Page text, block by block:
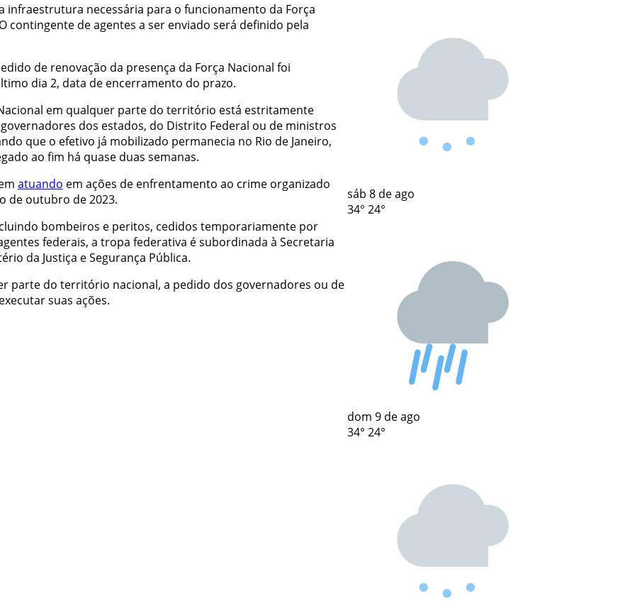
infraestrutura necessária para o funcionamento da Força
contingente de agentes a ser enviado será definido pela
de renovação da presença da Força Nacional foi
dia 2, data de encerramento do prazo.
em qualquer parte do território está estritamente
dos estados, do Distrito Federal ou de ministros
que o efetivo já mobilizado permanecia no Rio de Janeiro,
ao fim há quase duas semanas.
atuando em ações de enfrentamento ao crime organizado
de outubro de 2023.
bombeiros e peritos, cedidos temporariamente por
federais, a tropa federativa é subordinada à Secretaria
da Justiça e Segurança Pública.
parte do território nacional, a pedido dos governadores ou de
suas ações.
sáb 8 de ago
34° 24°
dom 9 de ago
34° 24°